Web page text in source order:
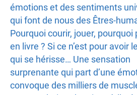
émotions et des sentiments
qui font de nous des Êtres-
Pourquoi courir, jouer, pourquoi
en livre ? Si ce n’est pour avoir
qui se hérisse… Une sensation
surprenante qui part d’une
convoque des milliers de